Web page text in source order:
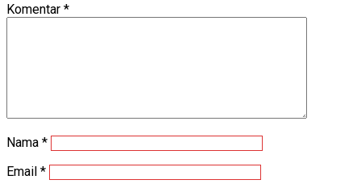
Komentar *
Nama *
Email *